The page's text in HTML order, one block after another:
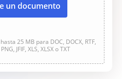
un documento
25 MB para DOC, DOCX, RTF,
JFIF, XLS, XLSX o TXT